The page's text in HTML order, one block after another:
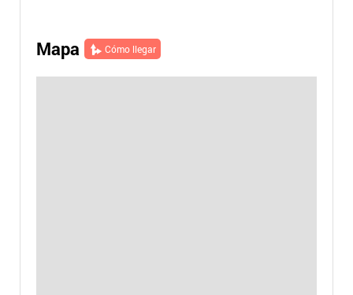
Mapa Cómo llegar